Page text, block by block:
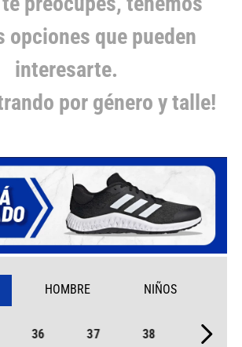
opciones que pueden
interesarte.
por género y talle!
HOMBRE NIÑOS
36 37 38